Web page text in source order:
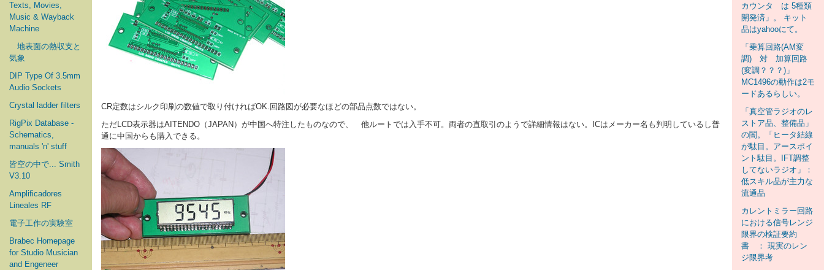
Texts, Movies,
Music & Wayback
Machine
地表面の熱収支と
気象
DIP Type Of 3.5mm
Audio Sockets
Crystal ladder filters
RigPix Database -
Schematics,
manuals 'n' stuff
皆空の中で... Smith
V3.10
Amplificadores
Lineales RF
電子工作の実験室
Brabec Homepage
for Studio Musician
and Engeneer
CR定数はシルク印刷の数値で取り付ければOK.回路図が必要なほどの部品点数ではない。
ただLCD表示器はAITENDO（JAPAN）が中国へ特注したものなので、 他ルートでは入手不可。両者の直取引のようで詳細情報はない。ICはメーカー名も判明しているし普
通に中国からも購入できる。
カウンタ は 5種類
開発済」。 キット
品はyahooにて。
「乗算回路(AM変
調) 対 加算回路
(変調？？？)」
MC1496の動作は2モ
ードあるらしい。
「真空管ラジオのレ
ストア品、整備品」
の闇。「ヒータ結線
が駄目。アースポイ
ント駄目。IFT調整
してないラジオ」：
低スキル品が主力な
流通品
カレントミラー回路
における信号レンジ
限界の検証要約
書 ： 現実のレン
ジ限界考